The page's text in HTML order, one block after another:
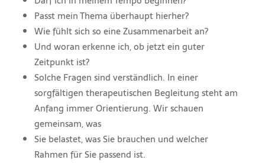
Passt mein Thema überhaupt hierher?
Wie fühlt sich so eine Zusammenarbeit an?
Und woran erkenne ich, ob jetzt ein guter
Zeitpunkt ist?
Solche Fragen sind verständlich. In einer
sorgfältigen therapeutischen Begleitung steht am
Anfang immer Orientierung. Wir schauen
gemeinsam, was
Sie belastet, was Sie brauchen und welcher
Rahmen für Sie passend ist.